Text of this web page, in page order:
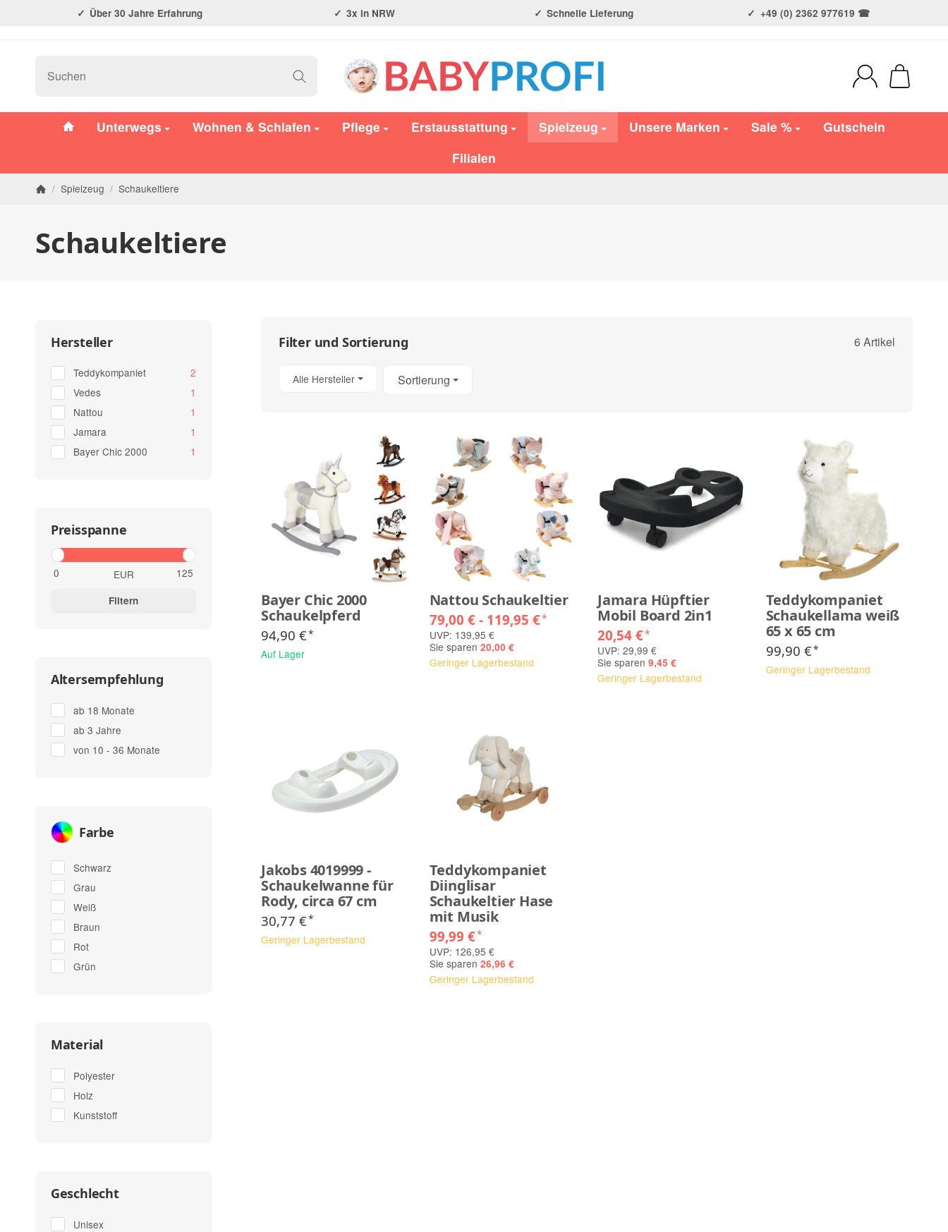
Über 30 Jahre Erfahrung 3x in NRW Schnelle Lieferung +49 (0) 2362 977619 ☎
#custom.linkHome#
Unterwegs Wohnen & Schlafen Pflege Erstausstattung Spielzeug Unsere Marken Sale %
Gutschein
Filialen
Startseite
/ Spielzeug / Schaukeltiere
Schaukeltiere
Filter und Sortierung 6 Artikel
Alle Hersteller Sortierung
Bayer Chic 2000
Schaukelpferd
94,90 €*
Auf Lager
Nattou Schaukeltier
79,00 € - 119,95 €*
UVP: 139,95 €
Sie sparen 20,00 €
Geringer Lagerbestand
Jamara Hüpftier
Mobil Board 2in1
20,54 €*
UVP: 29,99 €
Sie sparen 9,45 €
Geringer Lagerbestand
Teddykompaniet
Schaukellama weiß
65 x 65 cm
99,90 €*
Geringer Lagerbestand
Jakobs 4019999 -
Schaukelwanne für
Rody, circa 67 cm
30,77 €*
Geringer Lagerbestand
Teddykompaniet
Diinglisar
Schaukeltier Hase
mit Musik
99,99 €*
UVP: 126,95 €
Sie sparen 26,96 €
Geringer Lagerbestand
Hersteller
Teddykompaniet 2
Vedes
1
Nattou
1
Jamara
1
Bayer Chic 2000
1
Preisspanne
EUR
Filtern
Altersempfehlung
ab 18 Monate
ab 3 Jahre
von 10 - 36 Monate
Farbe
Schwarz
Grau
Weiß
Braun
Rot
Grün
Material
Polyester
Holz
Kunststoff
Geschlecht
Unisex